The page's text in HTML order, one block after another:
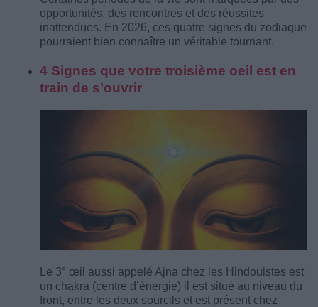
opportunités, des rencontres et des réussites
inattendues. En 2026, ces quatre signes du zodiaque
pourraient bien connaître un véritable tournant.
4 Signes que votre troisième oeil est en
train de s’ouvrir
Le 3° œil aussi appelé Ajna chez les Hindouistes est
un chakra (centre d’énergie) il est situé au niveau du
front, entre les deux sourcils et est présent chez